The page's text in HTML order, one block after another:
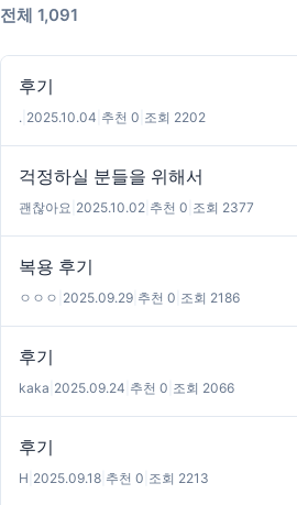
전체 1,091
후기
. 2025.10.04 추천 0 조회 2202
걱정하실 분들을 위해서
괜찮아요 2025.10.02 추천 0 조회 2377
복용 후기
ㅇㅇㅇ 2025.09.29 추천 0 조회 2186
후기
kaka 2025.09.24 추천 0 조회 2066
후기
H 2025.09.18 추천 0 조회 2213